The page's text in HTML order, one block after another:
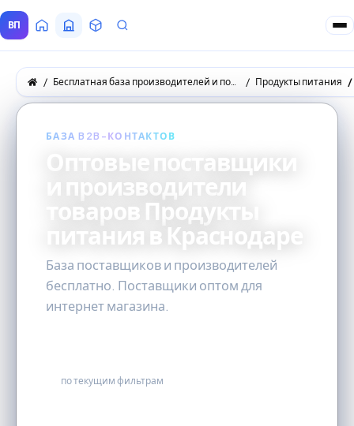
ВП ГлавнаяВсе Поставщики
ТоварыЗапросы покупателей
Бесплатная база производителей и поставщиков товаров оптом Продукты питания
БАЗА B2B-КОНТАКТОВ
Оптовые поставщики
и производители
товаров Продукты
питания в Краснодаре
База поставщиков и производителей
бесплатно. Поставщики оптом для
интернет магазина.
по текущим фильтрам